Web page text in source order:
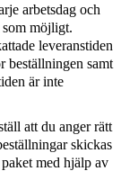
arbetsdag och
som möjligt.
leveranstiden
beställningen samt
är inte
att du anger rätt
skickas
med hjälp av